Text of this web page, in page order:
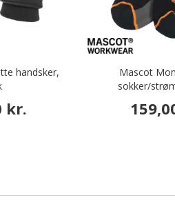
handsker,
kr.
Mascot
sokker/